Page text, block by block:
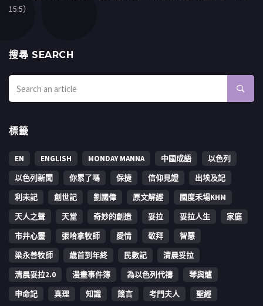
15:5）
搜㝷 SEARCH
標籤
EN ENGLISH MONDAY MANNA 中國成語
以色列
以色列新聞
你累了嗎 保捷 信仰見證
出埃及記
利未記
創世記 劉國偉 原文解經
國度禾場KHM
天人之聲
天堂 奇妙的創造 妥拉 妥拉人生
家庭
市井心靈
張哈拿牧師 愛情 敬拜
智慧
梁永善牧師
歳首到年終 民數記
清晨妥拉
清晨妥拉2.0
漫畫事件簿 為以色列代禱
琴與爐
申命記
真理 知識 箴言 考門夫人 聖經